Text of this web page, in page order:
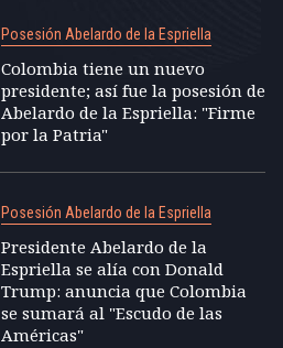
Posesión Abelardo de la Espriella
Colombia tiene un nuevo
presidente; así fue la posesión de
Abelardo de la Espriella: "Firme
por la Patria"
Posesión Abelardo de la Espriella
Presidente Abelardo de la
Espriella se alía con Donald
Trump: anuncia que Colombia
se sumará al "Escudo de las
Américas"